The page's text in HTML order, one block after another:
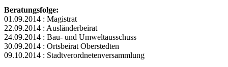
Beratungsfolge:
01.09.2014 : Magistrat
22.09.2014 : Ausländerbeirat
24.09.2014 : Bau- und Umweltausschuss
30.09.2014 : Ortsbeirat Oberstedten
09.10.2014 : Stadtverordnetenversammlung